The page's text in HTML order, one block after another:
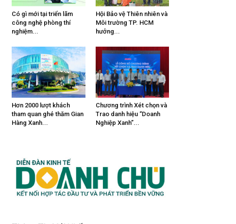
Có gì mới tại triển lãm
công nghệ phòng thí
nghiệm...
Hội Bảo vệ Thiên nhiên và
Môi trường TP. HCM
hưởng...
Hơn 2000 lượt khách
tham quan ghé thăm Gian
Hàng Xanh...
Chương trình Xét chọn và
Trao danh hiệu “Doanh
Nghiệp Xanh”...